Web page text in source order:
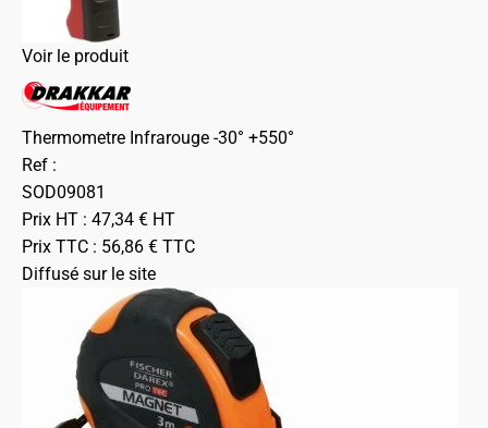
Voir le produit
Thermometre Infrarouge -30° +550°
Ref :
SOD09081
Prix HT : 47,34 € HT
Prix TTC : 56,86 € TTC
Diffusé sur le site